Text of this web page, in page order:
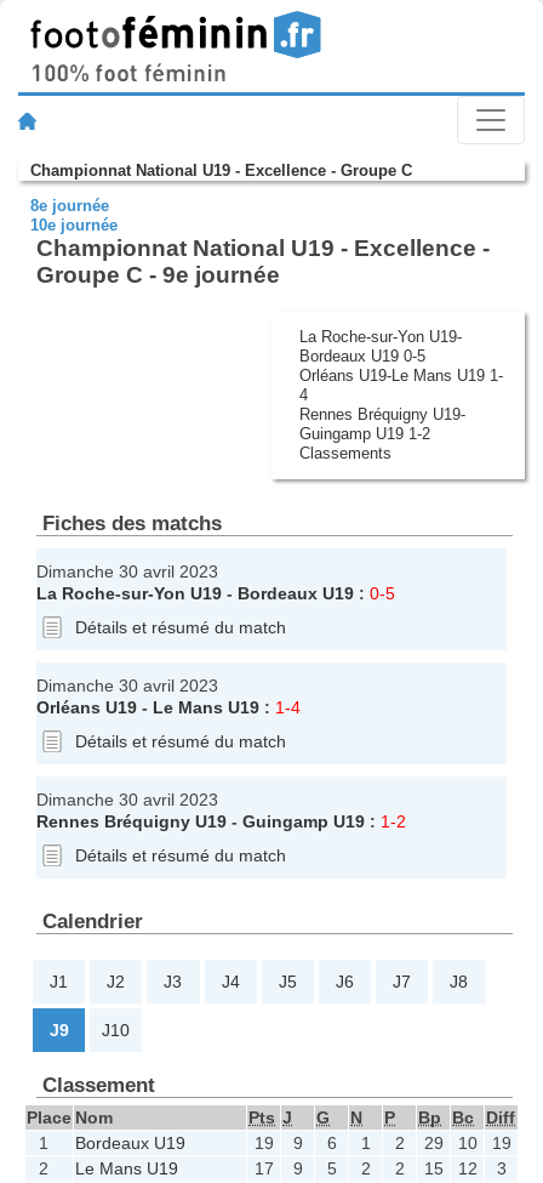
Championnat National U19 - Excellence - Groupe C
8e journée
10e journée
Championnat National U19 - Excellence -
Groupe C - 9e journée
La Roche-sur-Yon U19-
Bordeaux U19 0-5
Orléans U19-Le Mans U19 1-
4
Rennes Bréquigny U19-
Guingamp U19 1-2
Classements
Fiches des matchs
Dimanche 30 avril 2023
La Roche-sur-Yon U19 - Bordeaux U19 : 0-5
Détails et résumé du match
Dimanche 30 avril 2023
Orléans U19 - Le Mans U19 : 1-4
Détails et résumé du match
Dimanche 30 avril 2023
Rennes Bréquigny U19 - Guingamp U19 : 1-2
Détails et résumé du match
Calendrier
J1 J2 J3 J4 J5 J6 J7 J8
J9 J10
Classement
Place Nom Pts J G N P Bp Bc
Diff
1
Bordeaux U19 19 9 6 1 2 29 10
19
2
Le Mans U19 17 9 5 2 2 15 12
3